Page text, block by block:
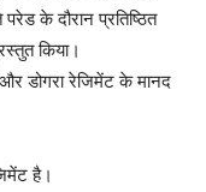
के दौरान प्रतिष्ठित
किया।
और डोगरा रेजिमेंट के मानद
है।